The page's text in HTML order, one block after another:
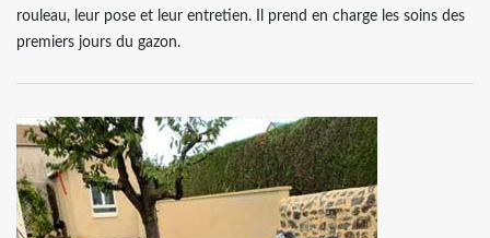
rouleau, leur pose et leur entretien. Il prend en charge les soins des
premiers jours du gazon.